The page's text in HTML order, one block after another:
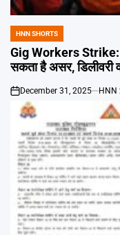
POSTED
IN
HNN SHORTS
Gig Workers Strike:
सकता है असर, डिलीवरी
on
December 31, 2025 HNN